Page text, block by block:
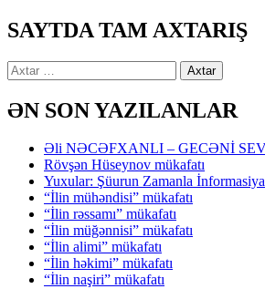
SAYTDA TAM AXTARIŞ
Axtarış:
ƏN SON YAZILANLAR
Əli NƏCƏFXANLI – GECƏNİ
Rövşən Hüseynov mükafatı
Yuxular: Şüurun Zamanla İnformasiya
“İlin mühəndisi” mükafatı
“İlin rəssamı” mükafatı
“İlin müğənnisi” mükafatı
“İlin alimi” mükafatı
“İlin həkimi” mükafatı
“İlin naşiri” mükafatı